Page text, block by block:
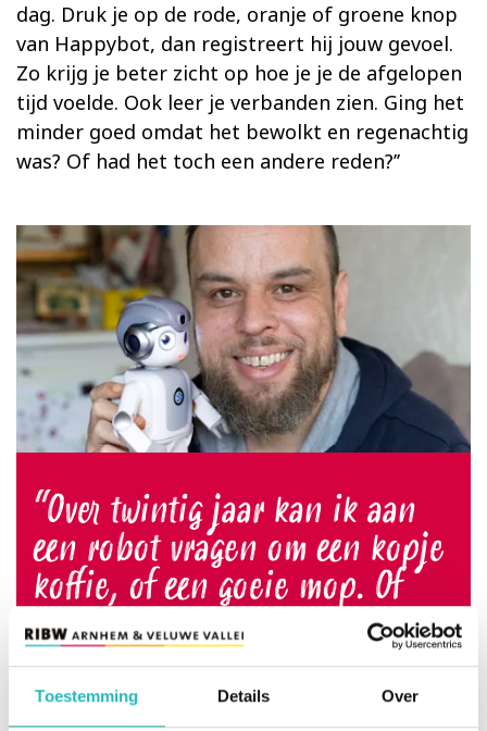
Toestemming Details Over
dag. Druk je op de rode, oranje of groene knop
van Happybot, dan registreert hij jouw gevoel.
Zo krijg je beter zicht op hoe je je de afgelopen
tijd voelde. Ook leer je verbanden zien. Ging het
minder goed omdat het bewolkt en regenachtig
was? Of had het toch een andere reden?’’
Over twintig jaar kan ik aan
een robot vragen om een kopje
koffie, of een goeie mop. Of
misschien voeren we samen een
goed gesprek. Het zou zo maar
kunnen!